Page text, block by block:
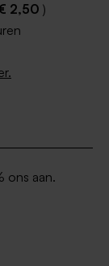
2,50 )
ons aan.